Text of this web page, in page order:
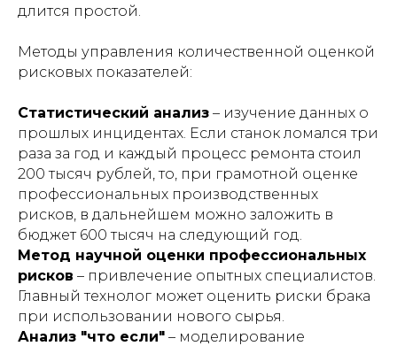
длится простой.
Методы управления количественной оценкой
рисковых показателей:
Статистический анализ – изучение данных о
прошлых инцидентах. Если станок ломался три
раза за год и каждый процесс ремонта стоил
200 тысяч рублей, то, при грамотной оценке
профессиональных производственных
рисков, в дальнейшем можно заложить в
бюджет 600 тысяч на следующий год.
Метод научной оценки профессиональных
рисков – привлечение опытных специалистов.
Главный технолог может оценить риски брака
при использовании нового сырья.
Анализ "что если" – моделирование